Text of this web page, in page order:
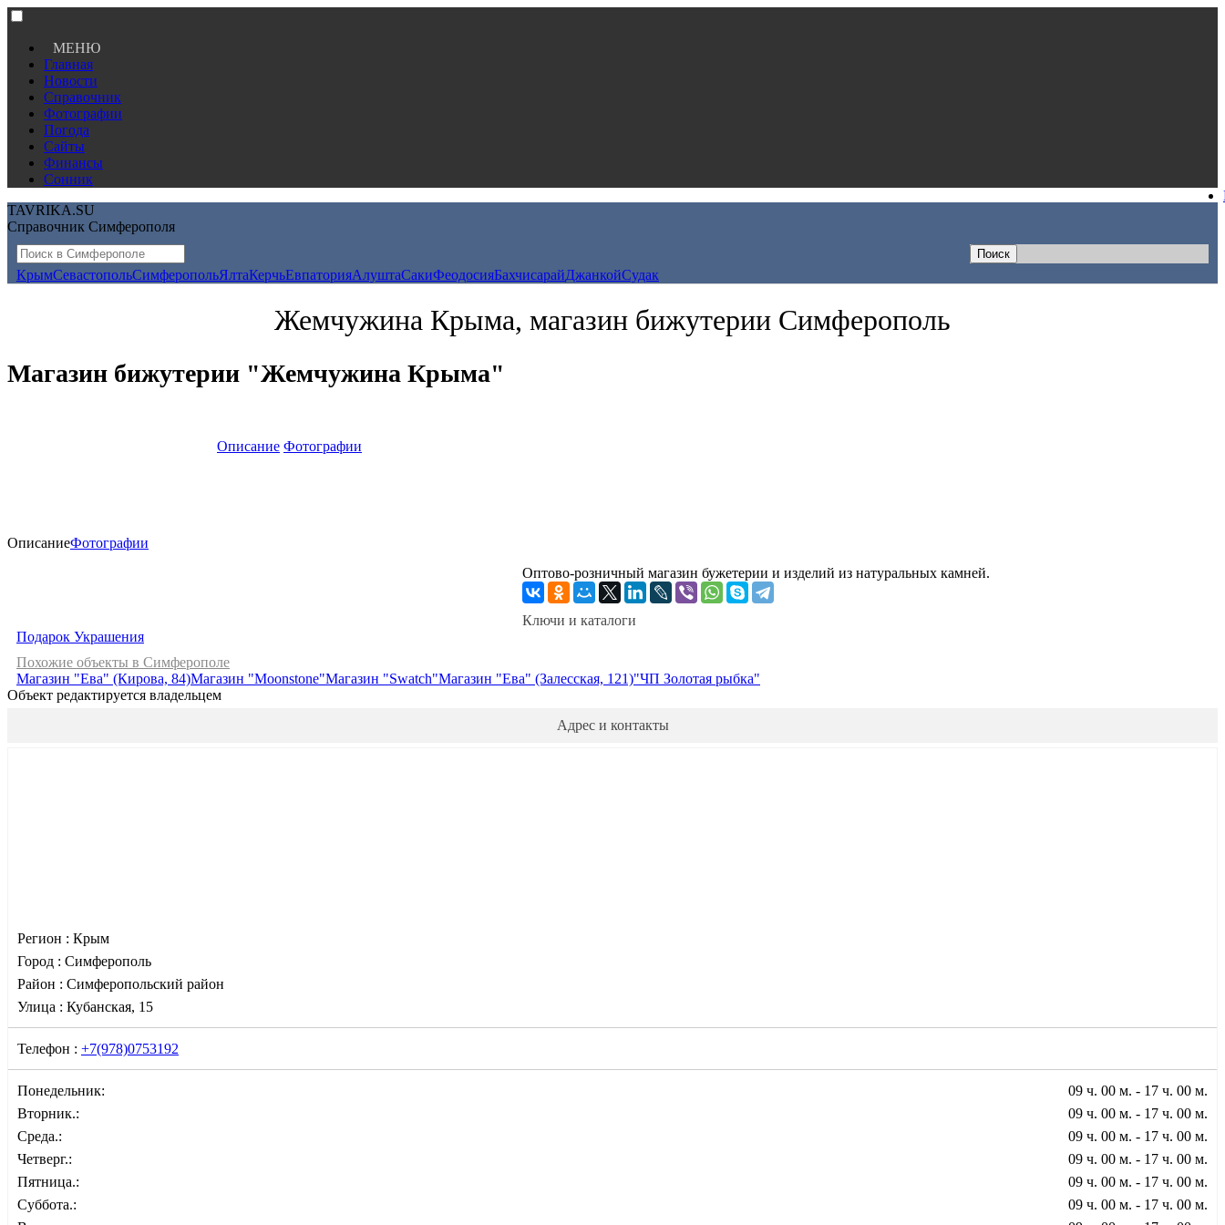
МЕНЮ
Главная
Новости
Справочник
Фотографии
Погода
Сайты
Финансы
Сонник
TAVRIKA.SU
Справочник Симферополя
КрымСевастопольСимферопольЯлтаКерчьЕвпаторияАлуштаСакиФеодосияБахчисарайДжанкойСудак
Жемчужина Крыма, магазин бижутерии Симферополь
Магазин бижутерии "Жемчужина Крыма"
Описание Фотографии
ОписаниеФотографии
Оптово-розничный магазин бужетерии и изделий из натуральных камней.
Ключи и каталоги
Подарок Украшения
Похожие объекты в Симферополе
Магазин "Ева" (Кирова, 84)Магазин "Moonstone"Магазин "Swatch"Магазин "Ева" (Залесская, 121)"ЧП Золотая рыбка"
Объект редактируется владельцем
Адрес и контакты
Регион : Крым
Город : Симферополь
Район : Симферопольский район
Улица : Кубанская, 15
Телефон : +7(978)0753192
Понедельник:
09 ч. 00 м. - 17 ч. 00 м.
Вторник.:
09 ч. 00 м. - 17 ч. 00 м.
Среда.:
09 ч. 00 м. - 17 ч. 00 м.
Четверг.:
09 ч. 00 м. - 17 ч. 00 м.
Пятница.:
09 ч. 00 м. - 17 ч. 00 м.
Суббота.:
09 ч. 00 м. - 17 ч. 00 м.